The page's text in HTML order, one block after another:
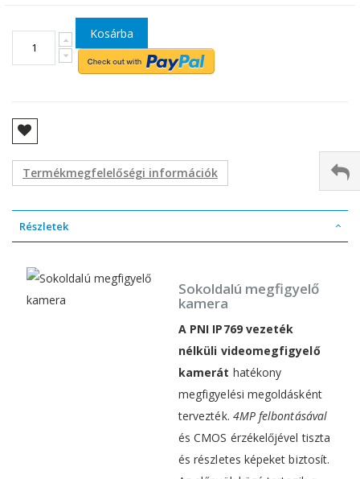
Kosárba
Termékmegfelelőségi információk
Részletek
Sokoldalú megfigyelő
kamera
A PNI IP769 vezeték
nélküli videomegfigyelő
kamerát hatékony
megfigyelési megoldásként
tervezték. 4MP felbontásával
és CMOS érzékelőjével tiszta
és részletes képeket biztosít.